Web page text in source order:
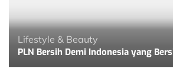
Lifestyle & Beauty
PLN Bersih Demi Indonesia yang